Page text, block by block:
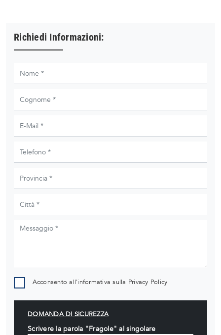
Richiedi Informazioni:
Acconsento all'informativa sulla Privacy Policy
DOMANDA DI SICUREZZA
Scrivere la parola "Fragole" al singolare